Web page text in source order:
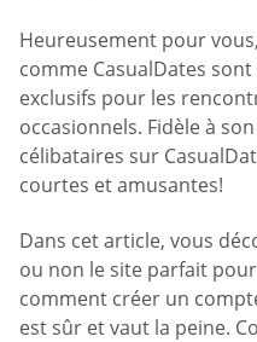
Heureusement pour
comme CasualDates
exclusifs pour les
occasionnels. Fidèle à
célibataires sur
courtes et amusantes!
Dans cet article, vous
ou non le site parfait
comment créer un
est sûr et vaut la peine.